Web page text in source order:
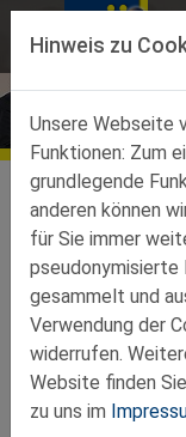
Direkt zur
Direkt zum Inhalt
Über uns
Vorstand
NEUSTADT
Hinweis zu
Unsere Webseite
Funktionen: Zum
grundlegende
anderen können
für Sie immer
pseudonymisierte
gesammelt und
Verwendung der
widerrufen.
Website finden
zu uns im